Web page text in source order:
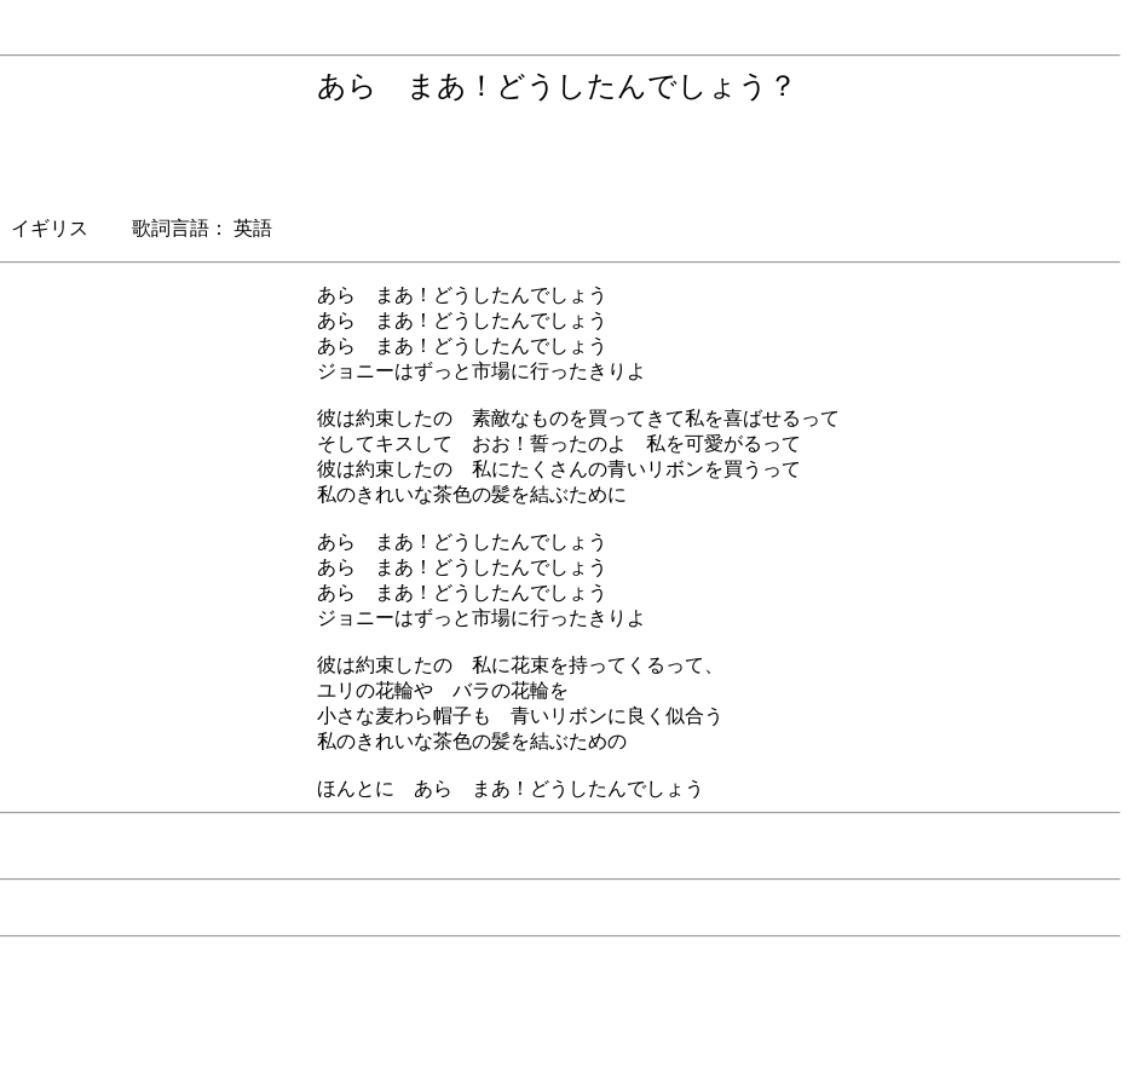
あら まあ！どうしたんでしょう？
イギリス 歌詞言語： 英語
あら まあ！どうしたんでしょう
あら まあ！どうしたんでしょう
あら まあ！どうしたんでしょう
ジョニーはずっと市場に行ったきりよ
彼は約束したの 素敵なものを買ってきて私を喜ばせるって
そしてキスして おお！誓ったのよ 私を可愛がるって
彼は約束したの 私にたくさんの青いリボンを買うって
私のきれいな茶色の髪を結ぶために
あら まあ！どうしたんでしょう
あら まあ！どうしたんでしょう
あら まあ！どうしたんでしょう
ジョニーはずっと市場に行ったきりよ
彼は約束したの 私に花束を持ってくるって、
ユリの花輪や バラの花輪を
小さな麦わら帽子も 青いリボンに良く似合う
私のきれいな茶色の髪を結ぶための
ほんとに あら まあ！どうしたんでしょう